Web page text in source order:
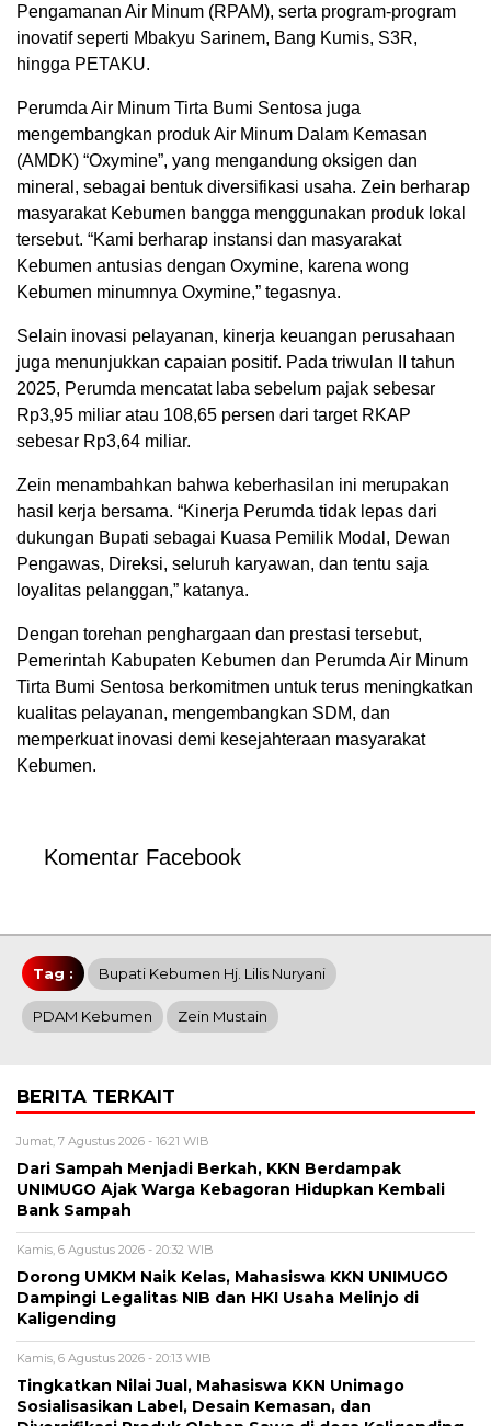
Pengamanan Air Minum (RPAM), serta program-program
inovatif seperti Mbakyu Sarinem, Bang Kumis, S3R,
hingga PETAKU.
Perumda Air Minum Tirta Bumi Sentosa juga
mengembangkan produk Air Minum Dalam Kemasan
(AMDK) “Oxymine”, yang mengandung oksigen dan
mineral, sebagai bentuk diversifikasi usaha. Zein berharap
masyarakat Kebumen bangga menggunakan produk lokal
tersebut. “Kami berharap instansi dan masyarakat
Kebumen antusias dengan Oxymine, karena wong
Kebumen minumnya Oxymine,” tegasnya.
Selain inovasi pelayanan, kinerja keuangan perusahaan
juga menunjukkan capaian positif. Pada triwulan II tahun
2025, Perumda mencatat laba sebelum pajak sebesar
Rp3,95 miliar atau 108,65 persen dari target RKAP
sebesar Rp3,64 miliar.
Zein menambahkan bahwa keberhasilan ini merupakan
hasil kerja bersama. “Kinerja Perumda tidak lepas dari
dukungan Bupati sebagai Kuasa Pemilik Modal, Dewan
Pengawas, Direksi, seluruh karyawan, dan tentu saja
loyalitas pelanggan,” katanya.
Dengan torehan penghargaan dan prestasi tersebut,
Pemerintah Kabupaten Kebumen dan Perumda Air Minum
Tirta Bumi Sentosa berkomitmen untuk terus meningkatkan
kualitas pelayanan, mengembangkan SDM, dan
memperkuat inovasi demi kesejahteraan masyarakat
Kebumen.
Komentar Facebook
Tag : Bupati Kebumen Hj. Lilis Nuryani
PDAM Kebumen Zein Mustain
BERITA TERKAIT
Jumat, 7 Agustus 2026 - 16:21 WIB
Dari Sampah Menjadi Berkah, KKN Berdampak
UNIMUGO Ajak Warga Kebagoran Hidupkan Kembali
Bank Sampah
Kamis, 6 Agustus 2026 - 20:32 WIB
Dorong UMKM Naik Kelas, Mahasiswa KKN UNIMUGO
Dampingi Legalitas NIB dan HKI Usaha Melinjo di
Kaligending
Kamis, 6 Agustus 2026 - 20:13 WIB
Tingkatkan Nilai Jual, Mahasiswa KKN Unimago
Sosialisasikan Label, Desain Kemasan, dan